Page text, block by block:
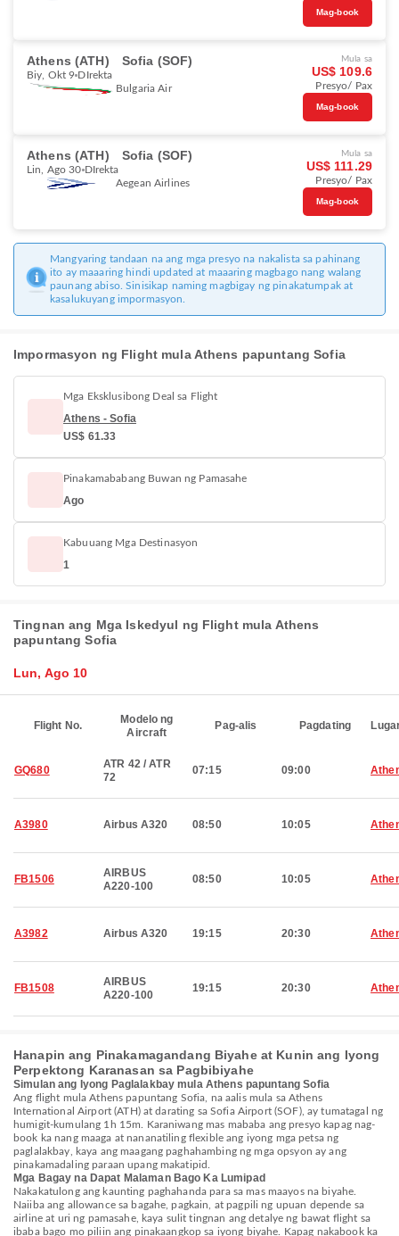
Mag-book
Athens (ATH) Sofia (SOF)
Biy, Okt 9 DIrekta
Bulgaria Air
Mula sa
US$ 109.6
Presyo/ Pax
Mag-book
Athens (ATH) Sofia (SOF)
Lin, Ago 30 DIrekta
Aegean Airlines
Mula sa
US$ 111.29
Presyo/ Pax
Mag-book
Mangyaring tandaan na ang mga presyo na nakalista sa pahinang
ito ay maaaring hindi updated at maaaring magbago nang walang
paunang abiso. Sinisikap naming magbigay ng pinakatumpak at
kasalukuyang impormasyon.
Impormasyon ng Flight mula Athens papuntang Sofia
Mga Eksklusibong Deal sa Flight
Athens - Sofia
US$ 61.33
Pinakamababang Buwan ng Pamasahe
Ago
Kabuuang Mga Destinasyon
1
Tingnan ang Mga Iskedyul ng Flight mula Athens
papuntang Sofia
Lun, Ago 10
Flight No.
Modelo ng
Aircraft
Pag-alis Pagdating
GQ680
ATR 42 / ATR
72
07:15 09:00
A3980 Airbus A320 08:50 10:05
FB1506
AIRBUS
A220-100
08:50 10:05
A3982 Airbus A320 19:15 20:30
FB1508
AIRBUS
A220-100
19:15 20:30
Hanapin ang Pinakamagandang Biyahe at Kunin ang Iyong
Perpektong Karanasan sa Pagbibiyahe
Simulan ang Iyong Paglalakbay mula Athens papuntang Sofia
Ang flight mula Athens papuntang Sofia, na aalis mula sa Athens
International Airport (ATH) at darating sa Sofia Airport (SOF), ay tumatagal ng
humigit-kumulang 1h 15m. Karaniwang mas mababa ang presyo kapag nag-
book ka nang maaga at nananatiling flexible ang iyong mga petsa ng
paglalakbay, kaya ang maagang paghahambing ng mga opsyon ay ang
pinakamadaling paraan upang makatipid.
Mga Bagay na Dapat Malaman Bago Ka Lumipad
Nakakatulong ang kaunting paghahanda para sa mas maayos na biyahe.
Naiiba ang allowance sa bagahe, pagkain, at pagpili ng upuan depende sa
airline at uri ng pamasahe, kaya sulit tingnan ang detalye ng bawat flight sa
ibaba bago mo piliin ang pinakaangkop sa iyong biyahe. Kapag nakabook ka